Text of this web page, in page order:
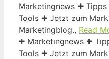
Marketingnews ✚
Tools ✚ Jetzt zum
Marketingblog., Read
✚ Marketingnews ✚
Tools ✚ Jetzt zum